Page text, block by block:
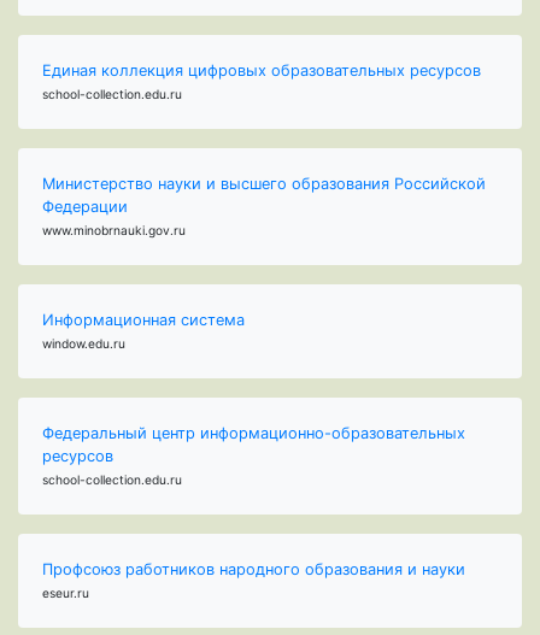
Единая коллекция цифровых образовательных ресурсов
school-collection.edu.ru
Министерство науки и высшего образования Российской
Федерации
www.minobrnauki.gov.ru
Информационная система
window.edu.ru
Федеральный центр информационно-образовательных
ресурсов
school-collection.edu.ru
Профсоюз работников народного образования и науки
eseur.ru